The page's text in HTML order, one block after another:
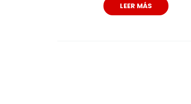
LEER MÁS